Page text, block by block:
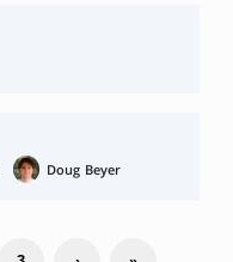
Doug Beyer